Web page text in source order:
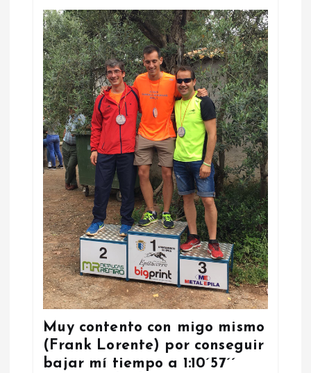
Muy contento con migo mismo
(Frank Lorente) por conseguir
bajar mí tiempo a 1:10´57´´